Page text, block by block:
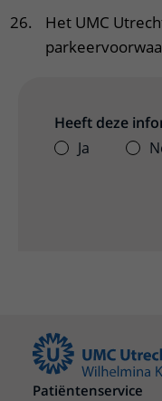
Het UMC
Heeft deze
Ja
Patiëntenservice